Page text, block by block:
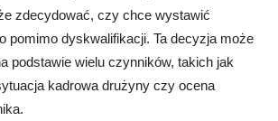
zdecydować, czy chce wystawić
pomimo dyskwalifikacji. Ta decyzja może
podstawie wielu czynników, takich jak
kadrowa drużyny czy ocena